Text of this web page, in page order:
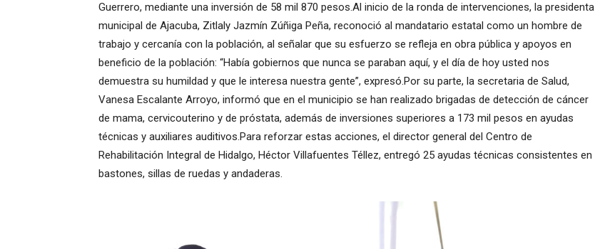
Guerrero, mediante una inversión de 58 mil 870 pesos.Al inicio de la ronda de intervenciones, la presidenta
municipal de Ajacuba, Zitlaly Jazmín Zúñiga Peña, reconoció al mandatario estatal como un hombre de
trabajo y cercanía con la población, al señalar que su esfuerzo se refleja en obra pública y apoyos en
beneficio de la población: “Había gobiernos que nunca se paraban aquí, y el día de hoy usted nos
demuestra su humildad y que le interesa nuestra gente”, expresó.Por su parte, la secretaria de Salud,
Vanesa Escalante Arroyo, informó que en el municipio se han realizado brigadas de detección de cáncer
de mama, cervicouterino y de próstata, además de inversiones superiores a 173 mil pesos en ayudas
técnicas y auxiliares auditivos.Para reforzar estas acciones, el director general del Centro de
Rehabilitación Integral de Hidalgo, Héctor Villafuentes Téllez, entregó 25 ayudas técnicas consistentes en
bastones, sillas de ruedas y andaderas.